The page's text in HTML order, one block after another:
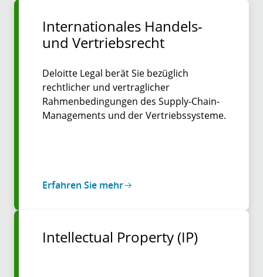
Internationales Handels-
und Vertriebsrecht
Deloitte Legal berät Sie bezüglich
rechtlicher und vertraglicher
Rahmenbedingungen des Supply-Chain-
Managements und der Vertriebssysteme.
Erfahren Sie mehr
Intellectual Property (IP)